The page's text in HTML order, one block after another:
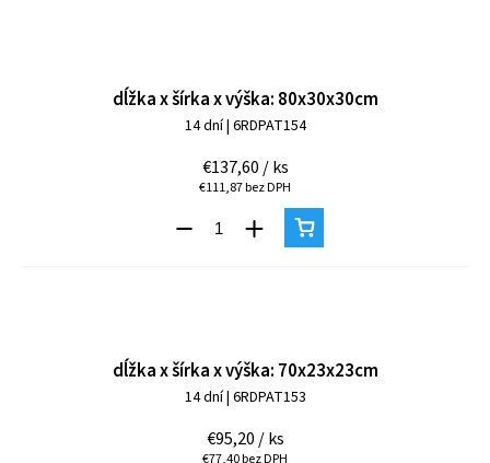
dĺžka x šírka x výška: 80x30x30cm
14 dní| 6RDPAT154
€137,60 / ks
€111,87 bez DPH
dĺžka x šírka x výška: 70x23x23cm
14 dní| 6RDPAT153
€95,20 / ks
€77,40 bez DPH